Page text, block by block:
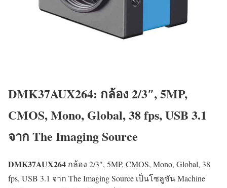
DMK37AUX264: กล้อง 2/3″, 5MP,
CMOS, Mono, Global, 38 fps, USB 3.1
จาก The Imaging Source
DMK37AUX264 กล้อง 2/3″, 5MP, CMOS, Mono, Global, 38
fps, USB 3.1 จาก The Imaging Source เป็นโซลูชัน Machine